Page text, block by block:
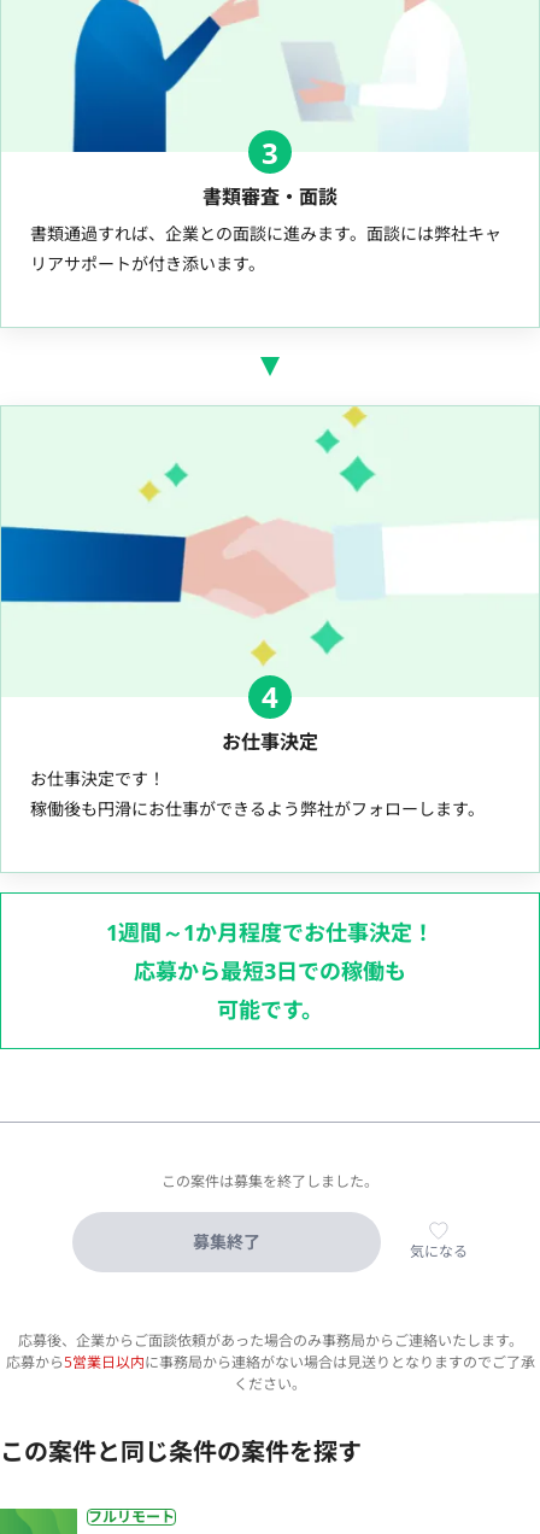
3
書類審査・面談
書類通過すれば、企業との面談に進みます。面談には弊社キャ
リアサポートが付き添います。
4
お仕事決定
お仕事決定です！
稼働後も円滑にお仕事ができるよう弊社がフォローします。
1週間～1か月程度でお仕事決定！
応募から最短3日での稼働も
可能です。
この案件は募集を終了しました。
募集終了 気になる
応募後、企業からご面談依頼があった場合のみ事務局からご連絡いたします。
応募から5営業日以内に事務局から連絡がない場合は見送りとなりますのでご了承
ください。
この案件と同じ条件の案件を探す
フルリモート